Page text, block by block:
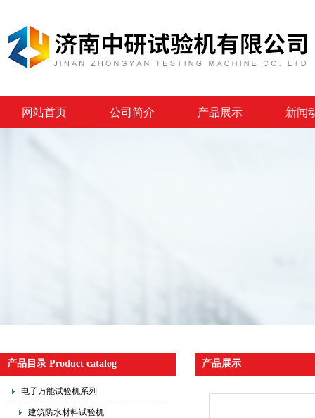
网站首页 公司简介 产品展示 新闻
产品目录 Product catalog
电子万能试验机系列
建筑防水材料试验机
产品展示